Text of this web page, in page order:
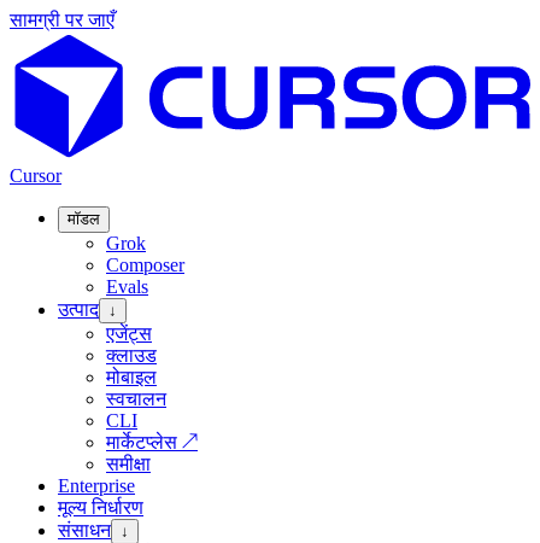
सामग्री पर जाएँ
Cursor
मॉडल
Grok
Composer
Evals
उत्पाद ↓
एजेंट्स
क्लाउड
मोबाइल
स्वचालन
CLI
मार्केटप्लेस ↗
समीक्षा
Enterprise
मूल्य निर्धारण
संसाधन ↓